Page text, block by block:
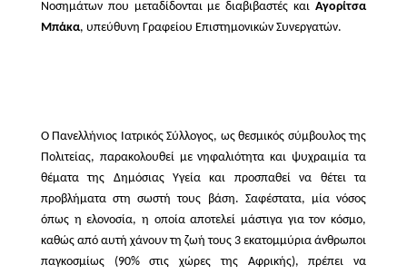
Νοσημάτων που μεταδίδονται με διαβιβαστές καιΑγορίτσα
Μπάκα, υπεύθυνη Γραφείου Επιστημονικών Συνεργατών.
Ο Πανελλήνιος Ιατρικός Σύλλογος, ως θεσμικός σύμβουλος της
Πολιτείας, παρακολουθεί με νηφαλιότητα και ψυχραιμία τα
θέματα της Δημόσιας Υγεία και προσπαθεί να θέτει τα
προβλήματα στη σωστή τους βάση. Σαφέστατα, μία νόσος
όπως η ελονοσία, η οποία αποτελεί μάστιγα για τον κόσμο,
καθώς από αυτή χάνουν τη ζωή τους 3 εκατομμύρια άνθρωποι
παγκοσμίως (90% στις χώρες της Αφρικής), πρέπει να